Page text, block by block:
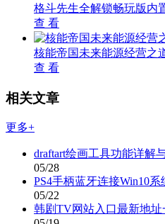
格斗先生全解锁畅玩版内
查 看
核能帝国未来能源经营之
查 看
相关文章
更多+
draftart绘画工具功能详解
05/28
PS4手柄蓝牙连接Win10系
05/22
韩剧TV网站入口最新地